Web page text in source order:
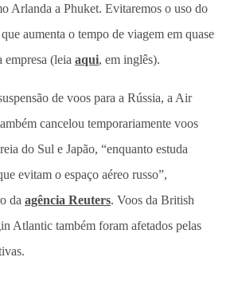
Arlanda a Phuket. Evitaremos o uso do
aumenta o tempo de viagem em quase
empresa (leia aqui, em inglês).
de voos para a Rússia, a Air
cancelou temporariamente voos
do Sul e Japão, “enquanto estuda
evitam o espaço aéreo russo”,
da agência Reuters. Voos da British
Atlantic também foram afetados pelas